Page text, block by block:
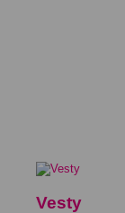
Vesty